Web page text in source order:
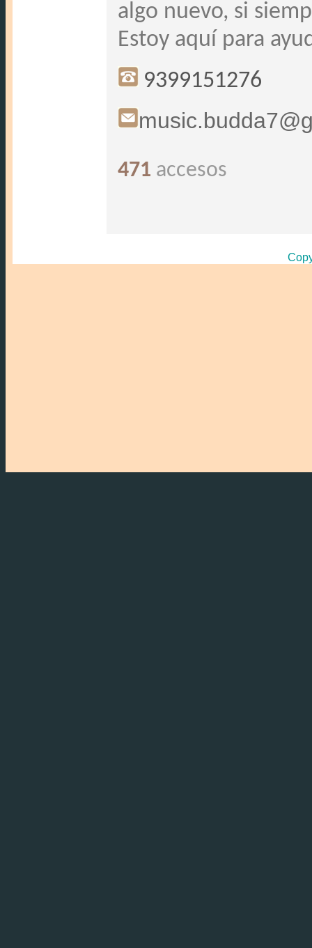
algo nuevo, si
Estoy aquí para
9399151276
471 accesos